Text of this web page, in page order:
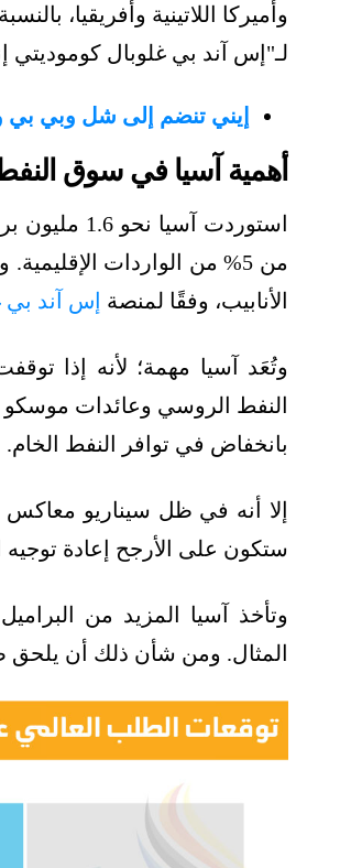
وأميركا اللاتينية وأفريقيا،
لـ"إس آند بي غلوبال كوموديتي
إيني تنضم إلى شل وبي
أهمية آسيا في سوق
من 5% من الواردات
الأنابيب، وفقًا لمنصة إس آند بي
وتُعَد آسيا مهمة؛ لأنه إذا
النفط الروسي وعائدات
بانخفاض في توافر النفط الخام.
إلا أنه في ظل سيناريو
ستكون على الأرجح إعادة توجيه
وتأخذ آسيا المزيد من
المثال. ومن شأن ذلك أن يلحق